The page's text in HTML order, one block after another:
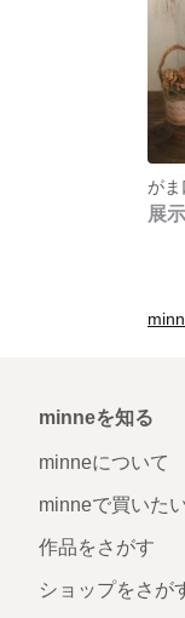
が
展
minneを知る
minneについて
minneで買いた
作品をさがす
ショップをさが